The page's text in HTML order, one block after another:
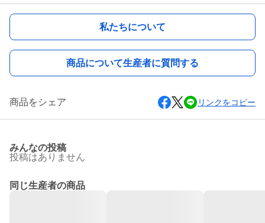
私たちについて
商品について生産者に質問する
商品をシェア リンクをコピー
みんなの投稿
投稿はありません
同じ生産者の商品